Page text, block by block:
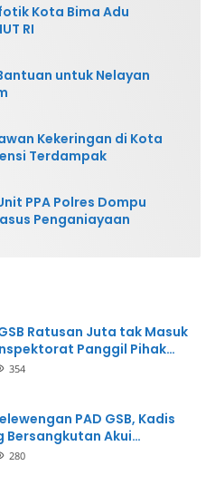
Kota Bima Adu
RI
untuk Nelayan
Kekeringan di Kota
Terdampak
PPA Polres Dompu
Penganiayaan
Ratusan Juta tak Masuk
Panggil Pihak
354
PAD GSB, Kadis
Bersangkutan Akui
dan Siap Mengembalikan
280